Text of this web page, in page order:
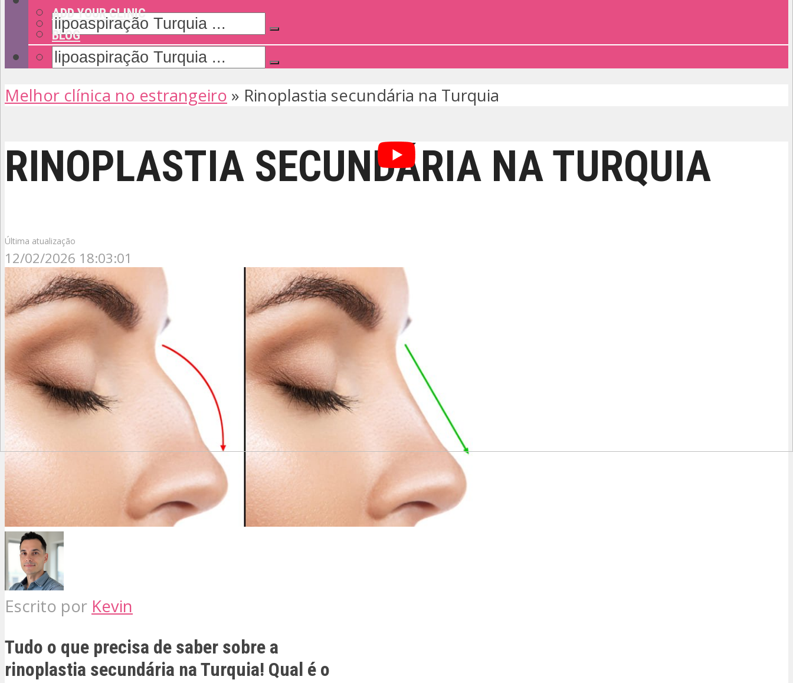
ADD YOUR CLINIC
BLOG
Melhor clínica no estrangeiro » Rinoplastia secundária na Turquia
RINOPLASTIA SECUNDÁRIA NA TURQUIA
Última atualização
12/02/2026 18:03:01
Escrito por Kevin
Tudo o que precisa de saber sobre a
rinoplastia secundária na Turquia! Qual é o